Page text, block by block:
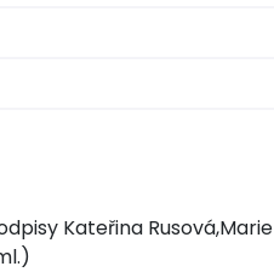
Kateřina Rusová,Marie